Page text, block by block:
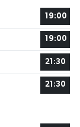
19:00
19:00
21:30
21:30